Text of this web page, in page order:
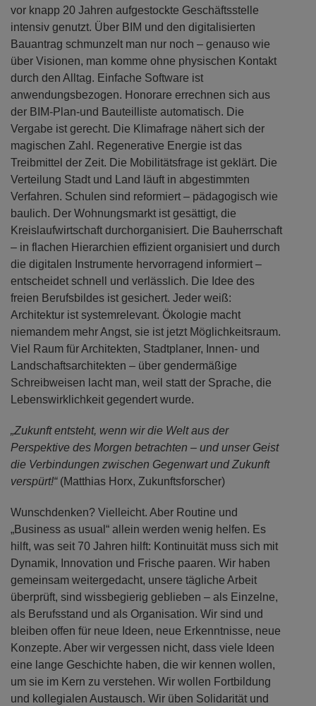
vor knapp 20 Jahren aufgestockte Geschäftsstelle
intensiv genutzt. Über BIM und den digitalisierten
Bauantrag schmunzelt man nur noch – genauso wie
über Visionen, man komme ohne physischen Kontakt
durch den Alltag. Einfache Software ist
anwendungsbezogen. Honorare errechnen sich aus
der BIM-Plan-und Bauteilliste automatisch. Die
Vergabe ist gerecht. Die Klimafrage nähert sich der
magischen Zahl. Regenerative Energie ist das
Treibmittel der Zeit. Die Mobilitätsfrage ist geklärt. Die
Verteilung Stadt und Land läuft in abgestimmten
Verfahren. Schulen sind reformiert – pädagogisch wie
baulich. Der Wohnungsmarkt ist gesättigt, die
Kreislaufwirtschaft durchorganisiert. Die Bauherrschaft
– in flachen Hierarchien effizient organisiert und durch
die digitalen Instrumente hervorragend informiert –
entscheidet schnell und verlässlich. Die Idee des
freien Berufsbildes ist gesichert. Jeder weiß:
Architektur ist systemrelevant. Ökologie macht
niemandem mehr Angst, sie ist jetzt Möglichkeitsraum.
Viel Raum für Architekten, Stadtplaner, Innen- und
Landschaftsarchitekten – über gendermäßige
Schreibweisen lacht man, weil statt der Sprache, die
Lebenswirklichkeit gegendert wurde.
„Zukunft entsteht, wenn wir die Welt aus der
Perspektive des Morgen betrachten – und unser Geist
die Verbindungen zwischen Gegenwart und Zukunft
verspürt!“ (Matthias Horx, Zukunftsforscher)
Wunschdenken? Vielleicht. Aber Routine und
„Business as usual“ allein werden wenig helfen. Es
hilft, was seit 70 Jahren hilft: Kontinuität muss sich mit
Dynamik, Innovation und Frische paaren. Wir haben
gemeinsam weitergedacht, unsere tägliche Arbeit
überprüft, sind wissbegierig geblieben – als Einzelne,
als Berufsstand und als Organisation. Wir sind und
bleiben offen für neue Ideen, neue Erkenntnisse, neue
Konzepte. Aber wir vergessen nicht, dass viele Ideen
eine lange Geschichte haben, die wir kennen wollen,
um sie im Kern zu verstehen. Wir wollen Fortbildung
und kollegialen Austausch. Wir üben Solidarität und